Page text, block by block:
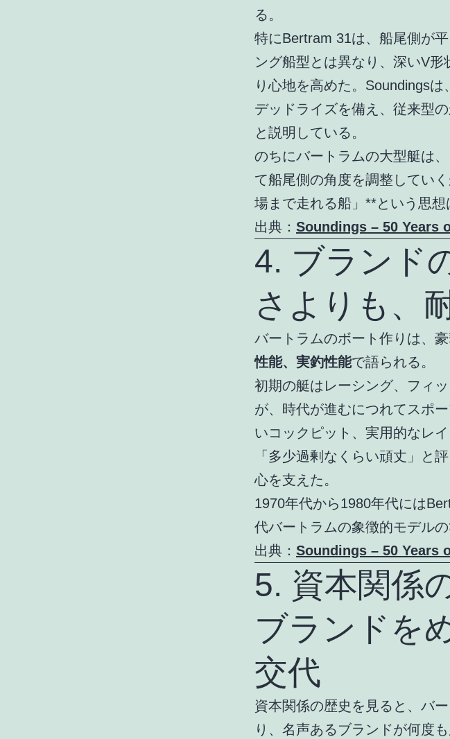
る。
特にBertram 31は、船尾側が
ング船型とは異なり、深いV
り心地を高めた。Soundings
デッドライズを備え、従来型
と説明している。
のちにバートラムの大型艇は
て船尾側の角度を調整してい
場まで走れる船」**という思想
出典： Soundings – 50 Years
4. ブラン
さよりも、
バートラムのボート作りは、
性能、実釣性能で語られる。
初期の艇はレーシング、フィ
が、時代が進むにつれてスポ
いコックピット、実用的なレ
「多少過剰なくらい頑丈」と
心を支えた。
1970年代から1980年代には
代バートラムの象徴的モデルの
出典： Soundings – 50 Years
5. 資本関係
ブランドを
交代
資本関係の歴史を見ると、バ
り、名声あるブランドが何度